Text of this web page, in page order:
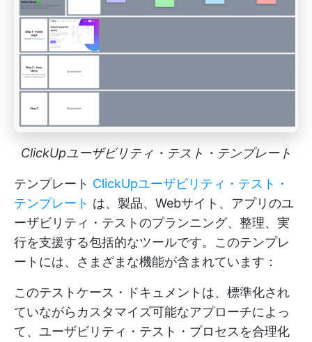
ClickUpユーザビリティ・テスト・テンプレート
テンプレート ClickUpユーザビリティ・テスト・
テンプレート は、製品、Webサイト、アプリのユ
ーザビリティ・テストのプランニング、整理、実
行を支援する包括的なツールです。このテンプレ
ートには、さまざまな機能が含まれています：
このテストケース・ドキュメントは、標準化され
ていながらカスタマイズ可能なアプローチによっ
て、ユーザビリティ・テスト・プロセスを合理化